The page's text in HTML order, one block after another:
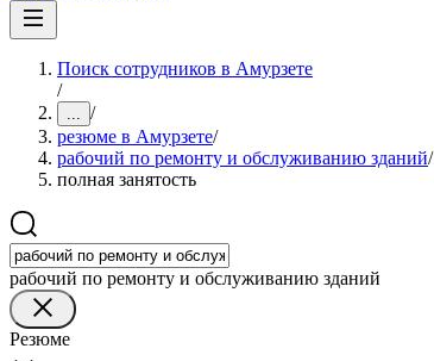
Поиск сотрудников в Амурзете
/
... /
резюме в Амурзете/
рабочий по ремонту и обслуживанию зданий/
полная занятость
рабочий по ремонту и обслуживанию зданий
Резюме